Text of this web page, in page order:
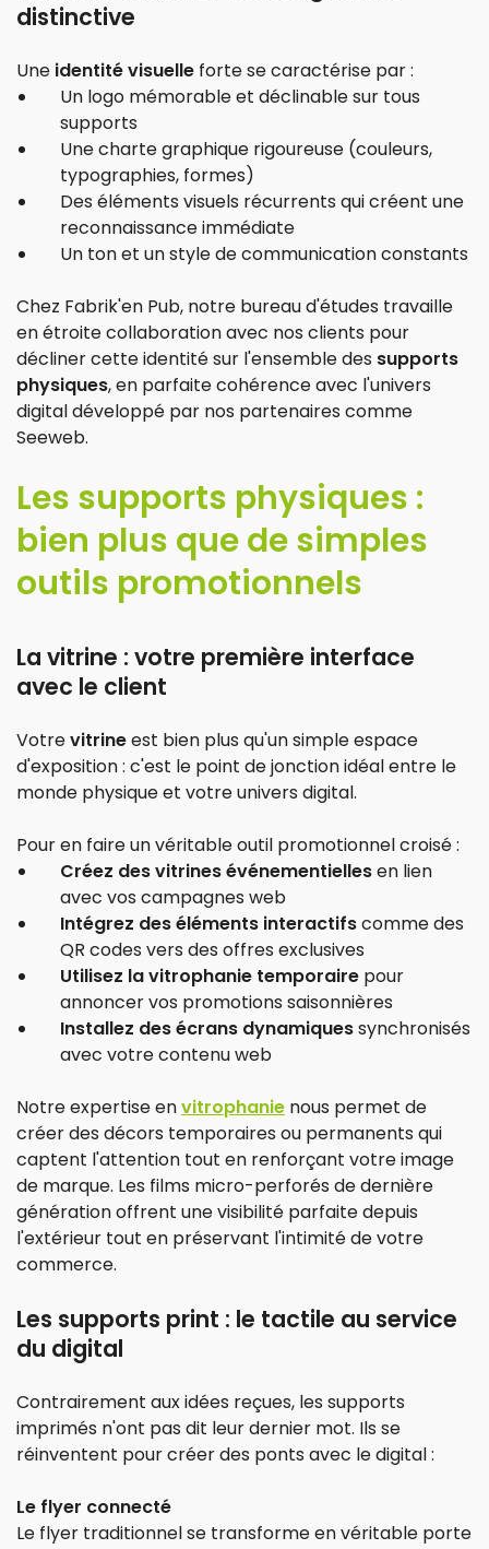
distinctive
Une identité visuelle forte se caractérise par :
Un logo mémorable et déclinable sur tous
supports
Une charte graphique rigoureuse (couleurs,
typographies, formes)
Des éléments visuels récurrents qui créent une
reconnaissance immédiate
Un ton et un style de communication constants
Chez Fabrik'en Pub, notre bureau d'études travaille
en étroite collaboration avec nos clients pour
décliner cette identité sur l'ensemble des supports
physiques, en parfaite cohérence avec l'univers
digital développé par nos partenaires comme
Seeweb.
Les supports physiques :
bien plus que de simples
outils promotionnels
La vitrine : votre première interface
avec le client
Votrevitrineest bien plus qu'un simple espace
d'exposition : c'est le point de jonction idéal entre le
monde physique et votre univers digital.
Pour en faire un véritable outil promotionnel croisé :
Créez des vitrines événementiellesen lien
avec vos campagnes web
Intégrez des éléments interactifscomme des
QR codes vers des offres exclusives
Utilisez la vitrophanie temporaire pour
annoncer vos promotions saisonnières
Installez des écrans dynamiquessynchronisés
avec votre contenu web
Notre expertise envitrophanie nous permet de
créer des décors temporaires ou permanents qui
captent l'attention tout en renforçant votre image
de marque. Les films micro-perforés de dernière
génération offrent une visibilité parfaite depuis
l'extérieur tout en préservant l'intimité de votre
commerce.
Les supports print : le tactile au service
du digital
Contrairement aux idées reçues, les supports
imprimés n'ont pas dit leur dernier mot. Ils se
réinventent pour créer des ponts avec le digital :
Le flyer connecté
Le flyer traditionnel se transforme en véritable porte